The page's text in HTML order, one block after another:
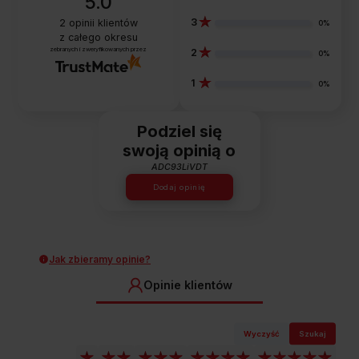
2 opinii klientów
z całego okresu
zebranych i zweryfikowanych przez
3 0%
2 0%
1 0%
Podziel się
swoją opinią o
ADC93LiVDT
Dodaj opinię
Jak zbieramy opinie?
Opinie klientów
Wyczyść Szukaj